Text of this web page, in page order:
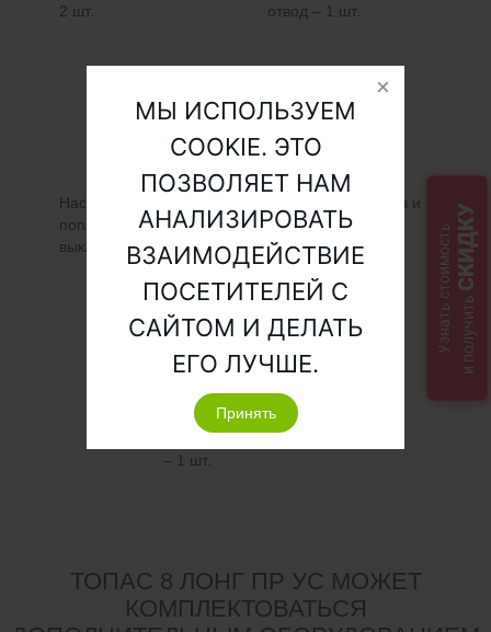
2 шт. отвод – 1 шт.
Насос дренажный с
поплавковым
выключателем – 1 шт.
Комплект фитингов и
шлангов
– 1 шт.
ТОПАС 8 ЛОНГ ПР УС МОЖЕТ
КОМПЛЕКТОВАТЬСЯ
Узнать стоимостьи получить
СКИДКУ
МЫ ИСПОЛЬЗУЕМ
COOKIE. ЭТО
ПОЗВОЛЯЕТ НАМ
АНАЛИЗИРОВАТЬ
ВЗАИМОДЕЙСТВИЕ
ПОСЕТИТЕЛЕЙ С
САЙТОМ И ДЕЛАТЬ
ЕГО ЛУЧШЕ.
Принять